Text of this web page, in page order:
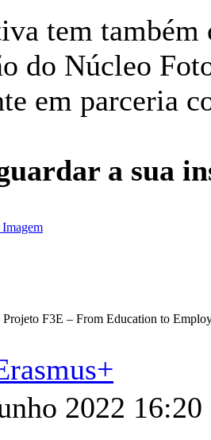
tem
do Núcleo
em parceria
a sua
Imagem
Projeto F3E – From Education to
2022 16:20